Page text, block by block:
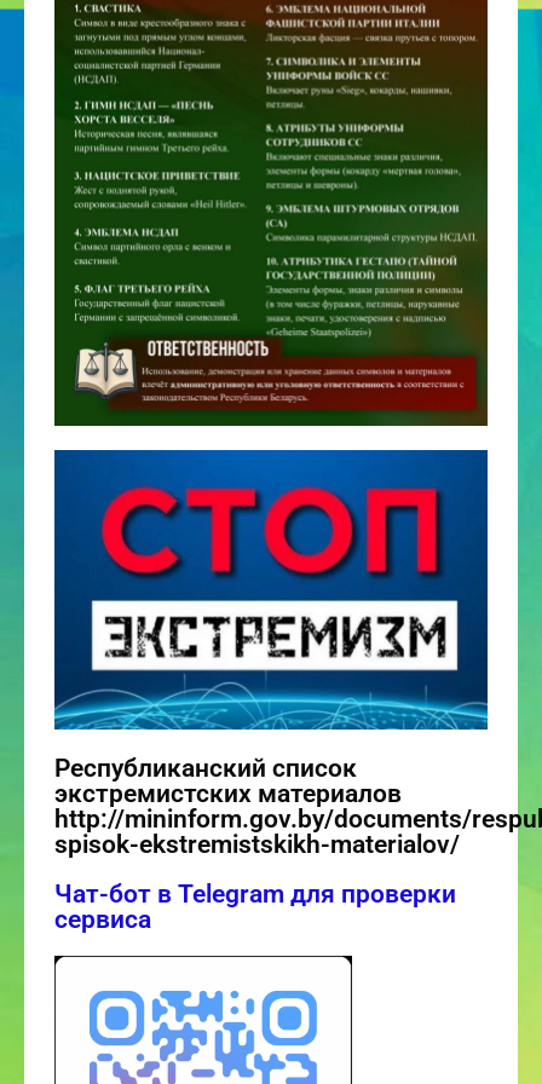
Республиканский список
экстремистских материалов
http://mininform.gov.by/documents/
spisok-ekstremistskikh-materialov/
Чат-бот в Telegram для проверки
сервиса